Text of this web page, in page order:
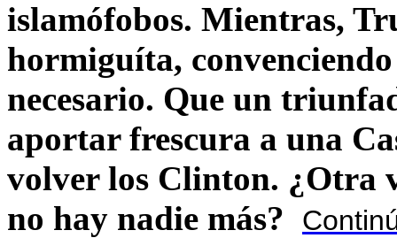
islamófobos. Mientras,
hormiguíta,
necesario. Que un
aportar frescura a una
volver los Clinton. ¿Otra
no hay nadie más?